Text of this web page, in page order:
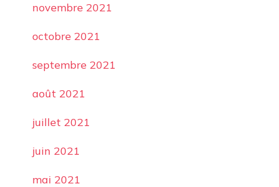
novembre 2021
octobre 2021
septembre 2021
août 2021
juillet 2021
juin 2021
mai 2021